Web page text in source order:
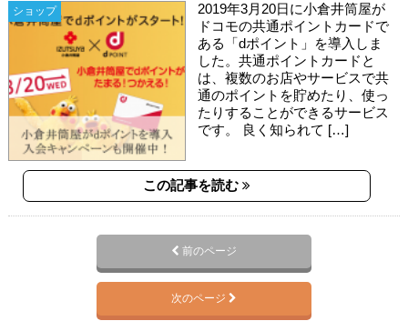
ショップ
2019年3月20日に小倉井筒屋が
ドコモの共通ポイントカードで
ある「dポイント」を導入しま
した。共通ポイントカードと
は、複数のお店やサービスで共
通のポイントを貯めたり、使っ
たりすることができるサービス
です。 良く知られて […]
この記事を読む
前のページ
次のページ